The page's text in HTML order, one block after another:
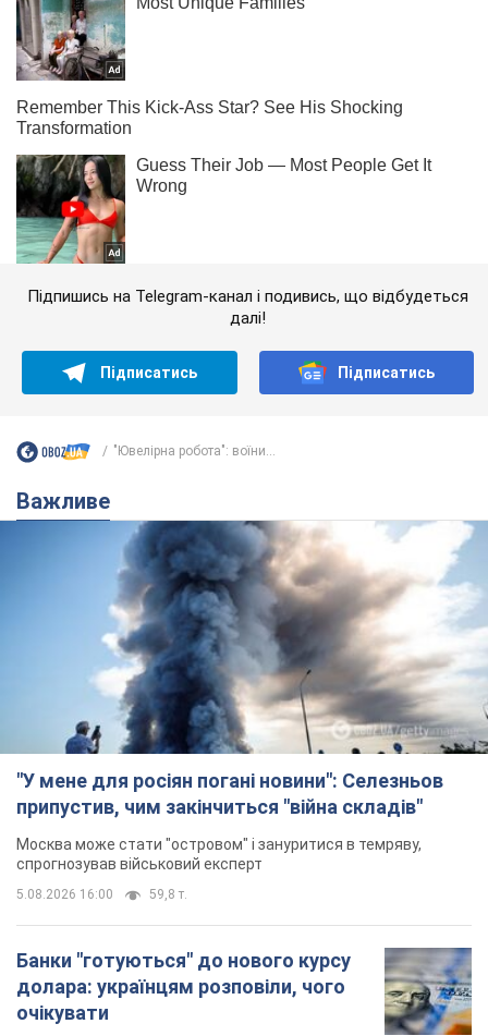
Підпишись на Telegram-канал і подивись, що відбудеться
далі!
Підписатись Підписатись
"Ювелірна робота": воїни...
Важливе
"У мене для росіян погані новини": Селезньов
припустив, чим закінчиться "війна складів"
Москва може стати "островом" і зануритися в темряву,
спрогнозував військовий експерт
5.08.2026 16:00 59,8 т.
Банки "готуються" до нового курсу
долара: українцям розповіли, чого
очікувати